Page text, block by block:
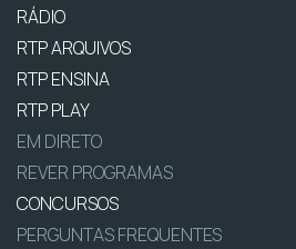
RÁDIO
RTP ARQUIVOS
RTP ENSINA
RTP PLAY
EM DIRETO
REVER PROGRAMAS
CONCURSOS
PERGUNTAS FREQUENTES